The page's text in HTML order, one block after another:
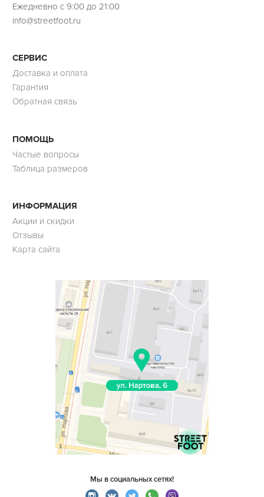
Ежедневно с 9:00 до 21:00
info@streetfoot.ru
СЕРВИС
Доставка и оплата
Гарантия
Обратная связь
ПОМОЩЬ
Частые вопросы
Таблица размеров
ИНФОРМАЦИЯ
Акции и скидки
Отзывы
Карта сайта
Мы в социальных сетях!